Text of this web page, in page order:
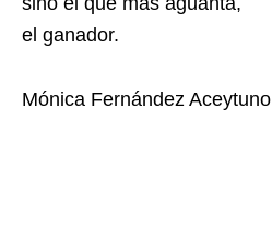
el ganador.
Mónica Fernández Aceytuno